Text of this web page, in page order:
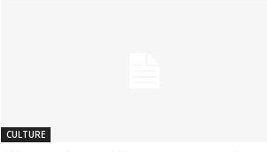
CULTURE